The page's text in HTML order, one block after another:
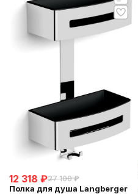
12 318 ₽27 100 ₽
Полка для душа Langberger